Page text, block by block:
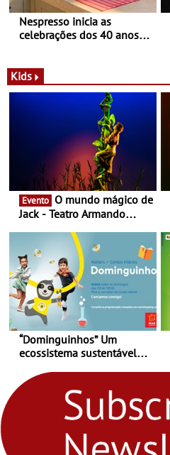
Nespresso inicia as
celebrações dos 40 anos
Novas - Edição limitada
Nespresso x Torres Novas
Kids
Evento
Jack - Teatro Armando
“Dominguinhos” Um
ecossistema sustentável
fores - Atelier de Educação
Ambiental nos
“Dominguinhos” de 23 de